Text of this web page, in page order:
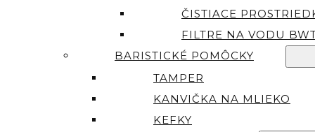
ČISTIACE
FILTRE NA VODU
BARISTICKÉ POMÔCKY
TAMPER
KANVIČKA NA MLIEKO
KEFKY